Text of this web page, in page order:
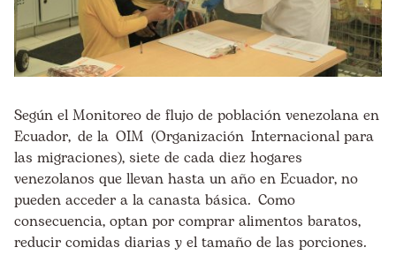
Según el Monitoreo de flujo de población venezolana en
Ecuador, de la OIM (Organización Internacional para
las migraciones), siete de cada diez hogares
venezolanos que llevan hasta un año en Ecuador, no
pueden acceder a la canasta básica. Como
consecuencia, optan por comprar alimentos baratos,
reducir comidas diarias y el tamaño de las porciones.